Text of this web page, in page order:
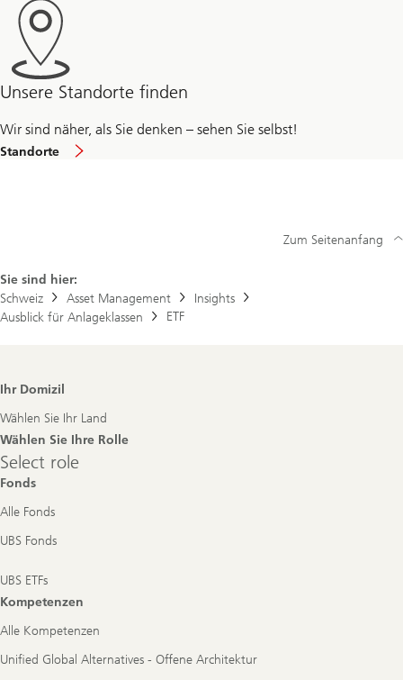
Unsere Standorte finden
Wir sind näher, als Sie denken – sehen Sie selbst!
Standorte
Sie sind hier:
Schweiz
Asset Management
Insights
Ausblick für Anlageklassen
ETF
Zum Seitenanfang
Footer
Ihr Domizil
Wählen Sie Ihr Land
Wählen Sie Ihre Rolle
Select
role
Select role
Fonds
Alle Fonds
UBS Fonds
UBS ETFs
Kompetenzen
Alle Kompetenzen
Unified Global Alternatives - Offene Architektur